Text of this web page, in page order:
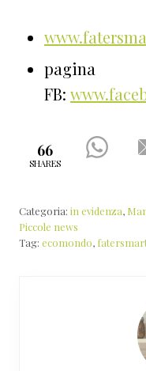
pagina
FB:
66
SHARES
Categoria: in evidenza,
Piccole news
Tag: ecomondo,